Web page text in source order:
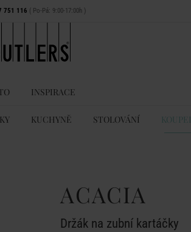
751 116 ( Po-Pá: 9:00-17:00h )
INSPIRACE
KUCHYNĚ STOLOVÁNÍ
ACACIA
Držák na zubní kartáčky